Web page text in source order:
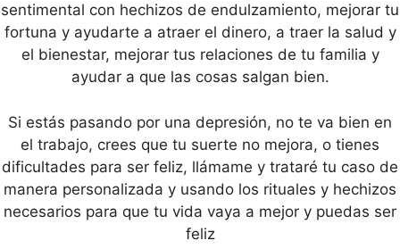
sentimental con hechizos de endulzamiento, mejorar tu
fortuna y ayudarte a atraer el dinero, a traer la salud y
el bienestar, mejorar tus relaciones de tu familia y
ayudar a que las cosas salgan bien.
Si estás pasando por una depresión, no te va bien en
el trabajo, crees que tu suerte no mejora, o tienes
dificultades para ser feliz, llámame y trataré tu caso de
manera personalizada y usando los rituales y hechizos
necesarios para que tu vida vaya a mejor y puedas ser
feliz